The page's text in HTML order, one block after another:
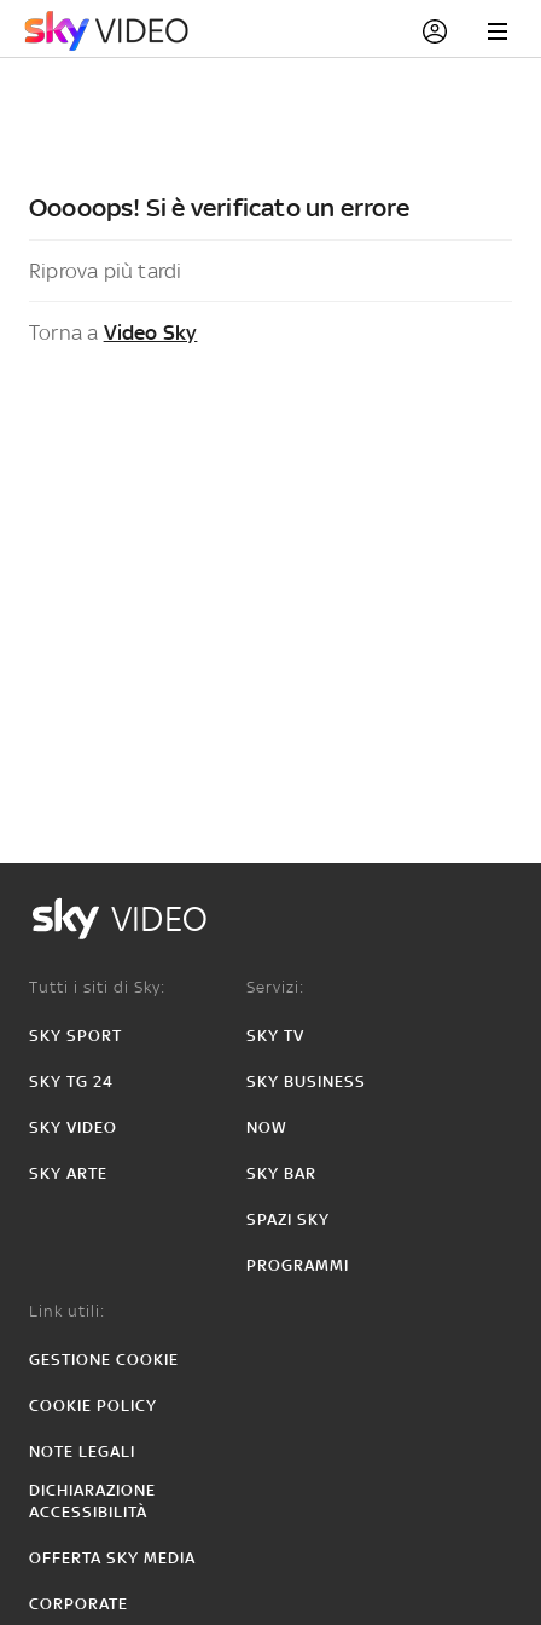
Ooooops! Si è verificato un errore
Riprova più tardi
Torna a Video Sky
VIDEO
Tutti i siti di Sky:
SKY SPORT
SKY TG 24
SKY VIDEO
SKY ARTE
Servizi:
SKY TV
SKY BUSINESS
NOW
SKY BAR
SPAZI SKY
PROGRAMMI
Link utili:
GESTIONE COOKIE
COOKIE POLICY
NOTE LEGALI
DICHIARAZIONE
ACCESSIBILITÀ
OFFERTA SKY MEDIA
CORPORATE